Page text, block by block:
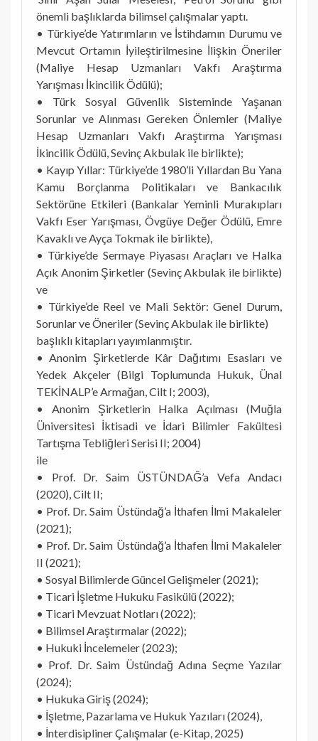
önemli başlıklarda bilimsel çalışmalar yaptı.
• Türkiye’de Yatırımların ve İstihdamın Durumu ve
Mevcut Ortamın İyileştirilmesine İlişkin Öneriler
(Maliye Hesap Uzmanları Vakfı Araştırma
Yarışması İkincilik Ödülü);
• Türk Sosyal Güvenlik Sisteminde Yaşanan
Sorunlar ve Alınması Gereken Önlemler (Maliye
Hesap Uzmanları Vakfı Araştırma Yarışması
İkincilik Ödülü, Sevinç Akbulak ile birlikte);
• Kayıp Yıllar: Türkiye’de 1980’li Yıllardan Bu Yana
Kamu Borçlanma Politikaları ve Bankacılık
Sektörüne Etkileri (Bankalar Yeminli Murakıpları
Vakfı Eser Yarışması, Övgüye Değer Ödülü, Emre
Kavaklı ve Ayça Tokmak ile birlikte),
• Türkiye’de Sermaye Piyasası Araçları ve Halka
Açık Anonim Şirketler (Sevinç Akbulak ile birlikte)
ve
• Türkiye’de Reel ve Mali Sektör: Genel Durum,
Sorunlar ve Öneriler (Sevinç Akbulak ile birlikte)
başlıklı kitapları yayımlanmıştır.
• Anonim Şirketlerde Kâr Dağıtımı Esasları ve
Yedek Akçeler (Bilgi Toplumunda Hukuk, Ünal
TEKİNALP’e Armağan, Cilt I; 2003),
• Anonim Şirketlerin Halka Açılması (Muğla
Üniversitesi İktisadi ve İdari Bilimler Fakültesi
Tartışma Tebliğleri Serisi II; 2004)
ile
• Prof. Dr. Saim ÜSTÜNDAĞ’a Vefa Andacı
(2020), Cilt II;
• Prof. Dr. Saim Üstündağ’a İthafen İlmi Makaleler
(2021);
• Prof. Dr. Saim Üstündağ’a İthafen İlmi Makaleler
II (2021);
• Sosyal Bilimlerde Güncel Gelişmeler (2021);
• Ticari İşletme Hukuku Fasikülü (2022);
• Ticari Mevzuat Notları (2022);
• Bilimsel Araştırmalar (2022);
• Hukuki İncelemeler (2023);
• Prof. Dr. Saim Üstündağ Adına Seçme Yazılar
(2024);
• Hukuka Giriş (2024);
• İşletme, Pazarlama ve Hukuk Yazıları (2024),
• İnterdisipliner Çalışmalar (e-Kitap, 2025)